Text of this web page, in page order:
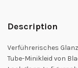
Description
Verführerisches
Tube-Minikleid von